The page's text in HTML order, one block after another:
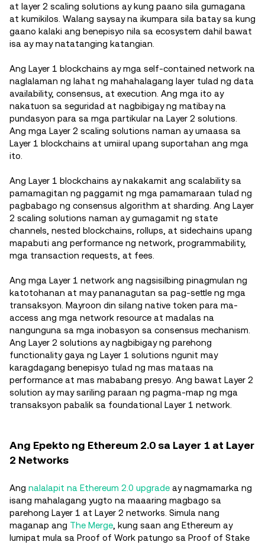
at layer 2 scaling solutions ay kung paano sila gumagana
at kumikilos. Walang saysay na ikumpara sila batay sa kung
gaano kalaki ang benepisyo nila sa ecosystem dahil bawat
isa ay may natatanging katangian.
Ang Layer 1 blockchains ay mga self-contained network na
naglalaman ng lahat ng mahahalagang layer tulad ng data
availability, consensus, at execution. Ang mga ito ay
nakatuon sa seguridad at nagbibigay ng matibay na
pundasyon para sa mga partikular na Layer 2 solutions.
Ang mga Layer 2 scaling solutions naman ay umaasa sa
Layer 1 blockchains at umiiral upang suportahan ang mga
ito.
Ang Layer 1 blockchains ay nakakamit ang scalability sa
pamamagitan ng paggamit ng mga pamamaraan tulad ng
pagbabago ng consensus algorithm at sharding. Ang Layer
2 scaling solutions naman ay gumagamit ng state
channels, nested blockchains, rollups, at sidechains upang
mapabuti ang performance ng network, programmability,
mga transaction requests, at fees.
Ang mga Layer 1 network ang nagsisilbing pinagmulan ng
katotohanan at may pananagutan sa pag-settle ng mga
transaksyon. Mayroon din silang native token para ma-
access ang mga network resource at madalas na
nangunguna sa mga inobasyon sa consensus mechanism.
Ang Layer 2 solutions ay nagbibigay ng parehong
functionality gaya ng Layer 1 solutions ngunit may
karagdagang benepisyo tulad ng mas mataas na
performance at mas mababang presyo. Ang bawat Layer 2
solution ay may sariling paraan ng pagma-map ng mga
transaksyon pabalik sa foundational Layer 1 network.
Ang Epekto ng Ethereum 2.0 sa Layer 1 at Layer
2 Networks
Ang nalalapit na Ethereum 2.0 upgrade ay nagmamarka ng
isang mahalagang yugto na maaaring magbago sa
parehong Layer 1 at Layer 2 networks. Simula nang
maganap ang The Merge , kung saan ang Ethereum ay
lumipat mula sa Proof of Work patungo sa Proof of Stake